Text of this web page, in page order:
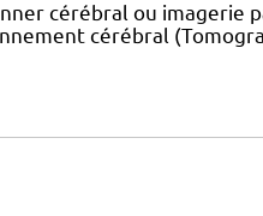
cérébral ou imagerie
cérébral